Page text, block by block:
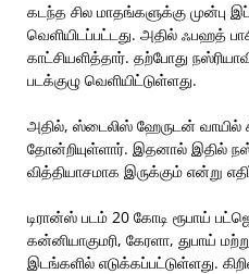
கடந்த சில மாதங்களுக்கு முன்பு
வெளியிடப்பட்டது. அதில் ஃபஹத்
காட்சியளித்தார். தற்போது
படக்குழு வெளியிட்டுள்ளது.
அதில், ஸ்டைலிஸ் ஹேருடன் வாயில்
தோன்றியுள்ளார். இதனால் இதில்
வித்தியாசமாக இருக்கும் என்று
டிரான்ஸ் படம் 20 கோடி ரூபாய்
கன்னியாகுமரி, கேரளா, துபாய்
இடங்களில் எடுக்கப்பட்டுள்ளது.